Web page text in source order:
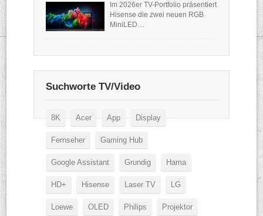
Im 2026er TV-Portfolio präsentiert
Hisense die zwei neuen RGB
MiniLED…
Suchworte TV/Video
8K Acer App Display
Fernseher Gaming Hub
Google Assistant Grundig Hama
HD+ Hisense Laser TV LG
Loewe OLED Philips Projektor